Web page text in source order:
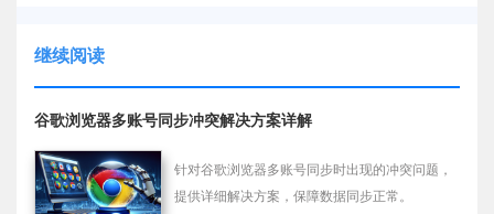
继续阅读
谷歌浏览器多账号同步冲突解决方案详解
针对谷歌浏览器多账号同步时出现的冲突问题，
提供详细解决方案，保障数据同步正常。